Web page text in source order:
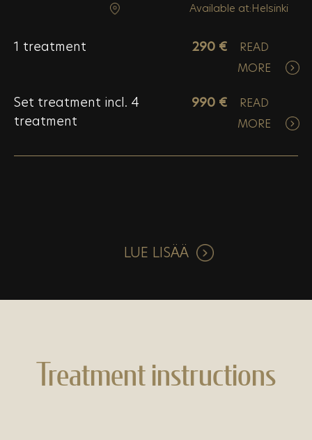
Available at:Helsinki
1 treatment 290 €
READ
MORE
Set treatment incl. 4
treatment
990 €
READ
MORE
LUE LISÄÄ
Treatment instructions